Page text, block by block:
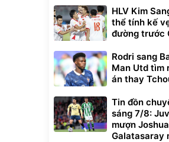
HLV Kim
thể tính kế
đường trước
Rodri sang
Man Utd tìm
án thay
Tin đồn
sáng 7/8:
mượn
Galatasaray